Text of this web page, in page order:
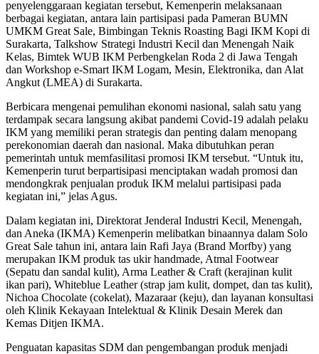
penyelenggaraan kegiatan tersebut, Kemenperin melaksanaan
berbagai kegiatan, antara lain partisipasi pada Pameran BUMN
UMKM Great Sale, Bimbingan Teknis Roasting Bagi IKM Kopi di
Surakarta, Talkshow Strategi Industri Kecil dan Menengah Naik
Kelas, Bimtek WUB IKM Perbengkelan Roda 2 di Jawa Tengah
dan Workshop e-Smart IKM Logam, Mesin, Elektronika, dan Alat
Angkut (LMEA) di Surakarta.
Berbicara mengenai pemulihan ekonomi nasional, salah satu yang
terdampak secara langsung akibat pandemi Covid-19 adalah pelaku
IKM yang memiliki peran strategis dan penting dalam menopang
perekonomian daerah dan nasional. Maka dibutuhkan peran
pemerintah untuk memfasilitasi promosi IKM tersebut. “Untuk itu,
Kemenperin turut berpartisipasi menciptakan wadah promosi dan
mendongkrak penjualan produk IKM melalui partisipasi pada
kegiatan ini,” jelas Agus.
Dalam kegiatan ini, Direktorat Jenderal Industri Kecil, Menengah,
dan Aneka (IKMA) Kemenperin melibatkan binaannya dalam Solo
Great Sale tahun ini, antara lain Rafi Jaya (Brand Morfby) yang
merupakan IKM produk tas ukir handmade, Atmal Footwear
(Sepatu dan sandal kulit), Arma Leather & Craft (kerajinan kulit
ikan pari), Whiteblue Leather (strap jam kulit, dompet, dan tas kulit),
Nichoa Chocolate (cokelat), Mazaraar (keju), dan layanan konsultasi
oleh Klinik Kekayaan Intelektual & Klinik Desain Merek dan
Kemas Ditjen IKMA.
Penguatan kapasitas SDM dan pengembangan produk menjadi